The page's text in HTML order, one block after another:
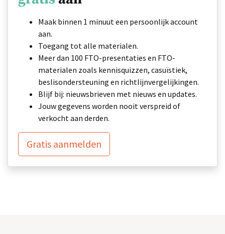
Maak binnen 1 minuut een persoonlijk account
aan.
Toegang tot alle materialen.
Meer dan 100 FTO-presentaties en FTO-
materialen zoals kennisquizzen, casuïstiek,
beslisondersteuning en richtlijnvergelijkingen.
Blijf bij: nieuwsbrieven met nieuws en updates.
Jouw gegevens worden nooit verspreid of
verkocht aan derden.
Gratis aanmelden